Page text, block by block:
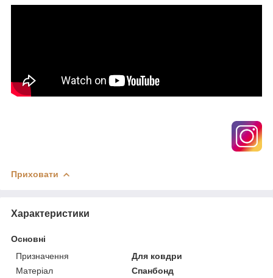
Приховати
Характеристики
Основні
Призначення
Для ковдри
Матеріал
Спанбонд